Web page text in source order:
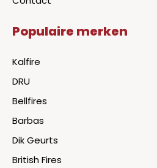
Populaire merken
Kalfire
DRU
Bellfires
Barbas
Dik Geurts
British Fires